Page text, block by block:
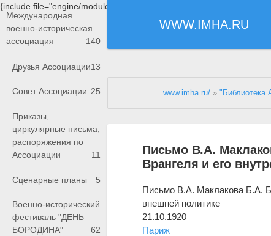
{include file="engine/modules/saperu/head.php"}
WWW.IMHA.RU
Международная
военно-историческая
ассоциация
140
Друзья Ассоциации13
Совет Ассоциации 25
Приказы,
циркулярные письма,
распоряжения по
Ассоциации
11
Сценарные планы 5
Военно-исторический
фестиваль "ДЕНЬ
БОРОДИНА"
62
www.imha.ru/ »"Библиотека
Письмо В.А.
Врангеля и его
Письмо В.А. Маклакова Б.А.
внешней политике
21.10.1920
Париж